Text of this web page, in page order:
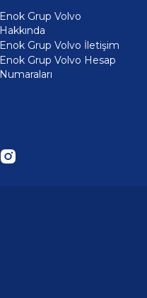
Enok Grup Volvo
Hakkında
Enok Grup Volvo İletişim
Enok Grup Volvo Hesap
Numaraları